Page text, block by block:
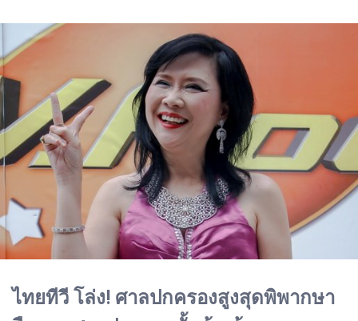
ไทยทีวี โล่ง! ศาลปกครองสูงสุดพิพากษา